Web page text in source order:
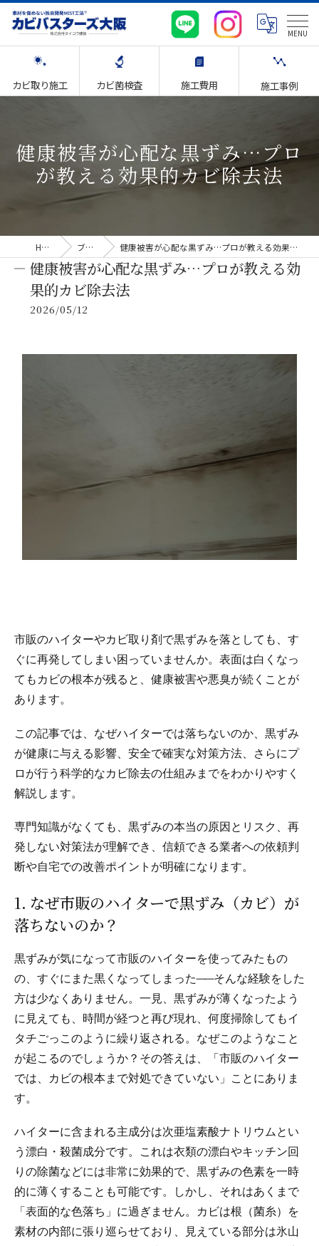
カビ取り施工 カビ菌検査 施工費用 施工事例
健康被害が心配な黒ずみ…プロ
が教える効果的カビ除去法
HOME ブログ 健康被害が心配な黒ずみ…プロが教える効果的カビ除去法
健康被害が心配な黒ずみ…プロが教える効
果的カビ除去法
2026/05/12
市販のハイターやカビ取り剤で黒ずみを落としても、す
ぐに再発してしまい困っていませんか。表面は白くなっ
てもカビの根本が残ると、健康被害や悪臭が続くことが
あります。
この記事では、なぜハイターでは落ちないのか、黒ずみ
が健康に与える影響、安全で確実な対策方法、さらにプ
ロが行う科学的なカビ除去の仕組みまでをわかりやすく
解説します。
専門知識がなくても、黒ずみの本当の原因とリスク、再
発しない対策法が理解でき、信頼できる業者への依頼判
断や自宅での改善ポイントが明確になります。
1. なぜ市販のハイターで黒ずみ（カビ）が
落ちないのか？
黒ずみが気になって市販のハイターを使ってみたもの
の、すぐにまた黒くなってしまった──そんな経験をした
方は少なくありません。一見、黒ずみが薄くなったよう
に見えても、時間が経つと再び現れ、何度掃除してもイ
タチごっこのように繰り返される。なぜこのようなこと
が起こるのでしょうか？その答えは、「市販のハイター
では、カビの根本まで対処できていない」ことにありま
す。
ハイターに含まれる主成分は次亜塩素酸ナトリウムとい
う漂白・殺菌成分です。これは衣類の漂白やキッチン回
りの除菌などには非常に効果的で、黒ずみの色素を一時
的に薄くすることも可能です。しかし、それはあくまで
「表面的な色落ち」に過ぎません。カビは根（菌糸）を
素材の内部に張り巡らせており、見えている部分は氷山